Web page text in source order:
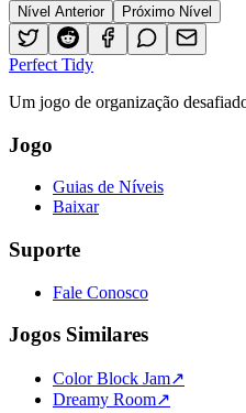
Nível Anterior Próximo Nível
Perfect Tidy
Um jogo de organização
Jogo
Guias de Níveis
Baixar
Suporte
Fale Conosco
Jogos Similares
Color Block Jam↗️
Dreamy Room↗️